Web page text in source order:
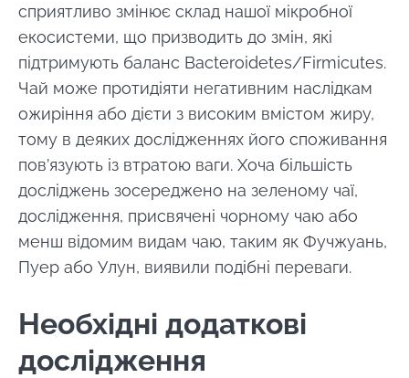
сприятливо змінює склад нашої мікробної
екосистеми, що призводить до змін, які
підтримують баланс Bacteroidetes/Firmicutes.
Чай може протидіяти негативним наслідкам
ожиріння або дієти з високим вмістом жиру,
тому в деяких дослідженнях його споживання
пов’язують із втратою ваги. Хоча більшість
досліджень зосереджено на зеленому чаї,
дослідження, присвячені чорному чаю або
менш відомим видам чаю, таким як Фучжуань,
Пуер або Улун, виявили подібні переваги.
Необхідні додаткові
дослідження